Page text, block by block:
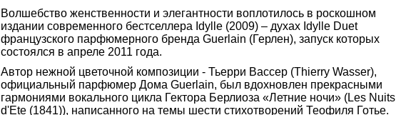
Волшебство женственности и элегантности воплотилось в роскошном
издании современного бестселлера Idylle (2009) – духах Idylle Duet
французского парфюмерного бренда Guerlain (Герлен), запуск которых
состоялся в апреле 2011 года.
Автор нежной цветочной композиции - Тьерри Вассер (Thierry Wasser),
официальный парфюмер Дома Guerlain, был вдохновлен прекрасными
гармониями вокального цикла Гектора Берлиоза «Летние ночи» (Les Nuits
d'Ete (1841)), написанного на темы шести стихотворений Теофиля Готье.